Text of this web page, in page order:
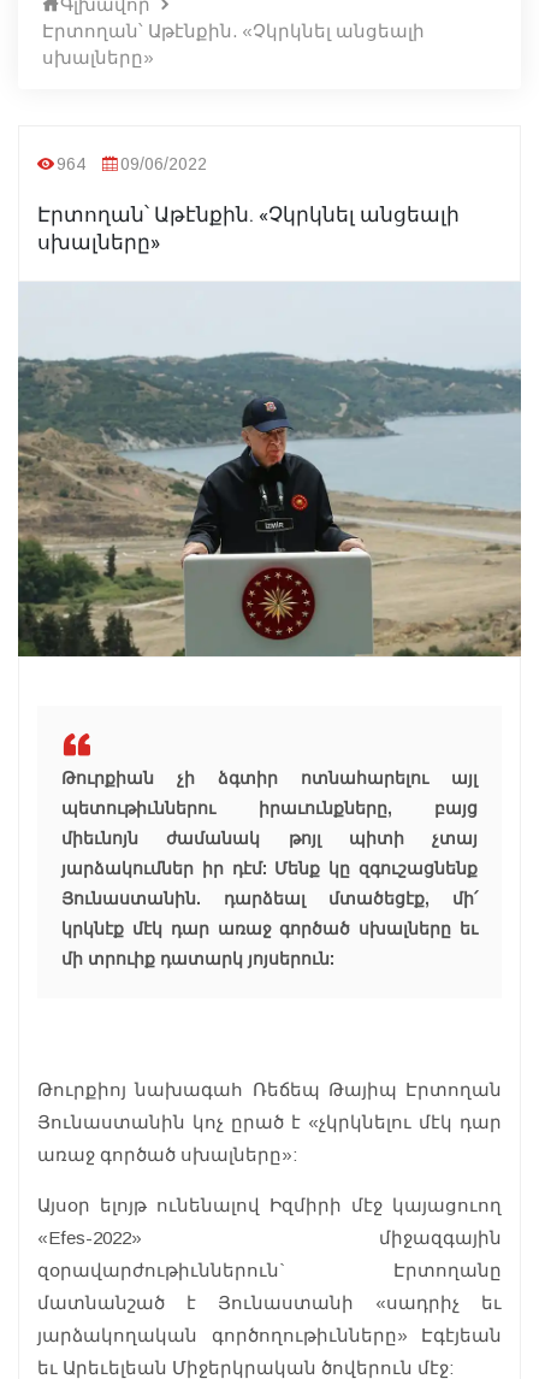
Էրտողան՝ Աթէնքին. «Չկրկնել անցեալի
սխալները»
964 09/06/2022
Էրտողան՝ Աթէնքին. «Չկրկնել անցեալի
սխալները»
Թուրքիան չի ձգտիր ոտնահարելու այլ
պետութիւններու իրաւունքները, բայց
միեւնոյն ժամանակ թոյլ պիտի չտայ
յարձակումներ իր դէմ: Մենք կը զգուշացնենք
Յունաստանին. դարձեալ մտածեցէք, մի՛
կրկնէք մէկ դար առաջ գործած սխալները եւ
մի տրուիք դատարկ յոյսերուն:
Թուրքիոյ նախագահ Ռեճեպ Թայիպ Էրտողան
Յունաստանին կոչ ըրած է «չկրկնելու մէկ դար
առաջ գործած սխալները»:
Այսօր ելոյթ ունենալով Իզմիրի մէջ կայացուող
«Efes-2022» միջազգային
զօրավարժութիւններուն` Էրտողանը
մատնանշած է Յունաստանի «սադրիչ եւ
յարձակողական գործողութիւնները» Էգէյեան
եւ Արեւելեան Միջերկրական ծովերուն մէջ: